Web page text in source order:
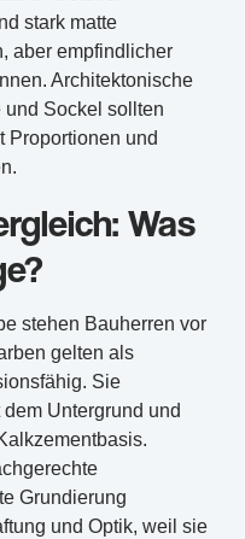
stark matte
aber empfindlicher
Architektonische
und Sockel sollten
Proportionen und
Was
stehen Bauherren vor
gelten als
Sie
Untergrund und
Grundierung
und Optik, weil sie